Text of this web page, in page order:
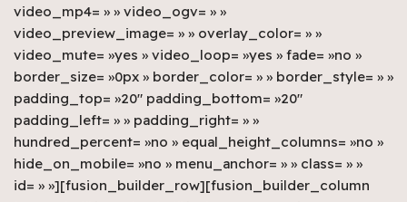
video_mp4= » » video_ogv= » »
video_preview_image= » » overlay_color= » »
video_mute= »yes » video_loop= »yes » fade= »no »
border_size= »0px » border_color= » » border_style= » »
padding_top= »20″ padding_bottom= »20″
padding_left= » » padding_right= » »
hundred_percent= »no » equal_height_columns= »no »
hide_on_mobile= »no » menu_anchor= » » class= » »
id= » »][fusion_builder_row][fusion_builder_column